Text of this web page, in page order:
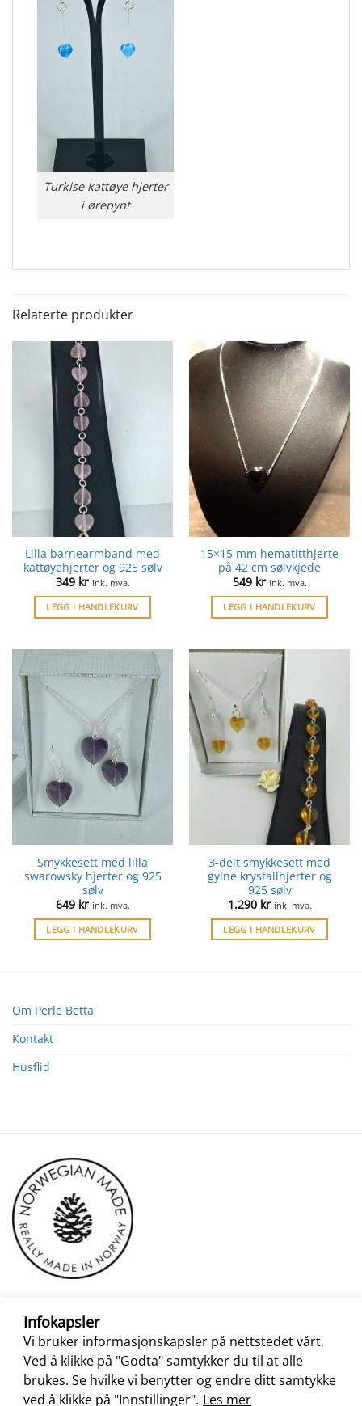
Infokapsler
Vi bruker informasjonskapsler på nettstedet vårt.
Ved å klikke på "Godta" samtykker du til at alle
brukes. Se hvilke vi benytter og endre ditt samtykke
ved å klikke på "Innstillinger". Les mer
Turkise kattøye hjerter
i ørepynt
Relaterte produkter
Lilla barnearmband med
kattøyehjerter og 925 sølv
349 kr ink. mva.
LEGG I HANDLEKURV
15×15 mm hematitthjerte
på 42 cm sølvkjede
549 kr ink. mva.
LEGG I HANDLEKURV
Smykkesett med lilla
swarowsky hjerter og 925
sølv
649 kr ink. mva.
LEGG I HANDLEKURV
3-delt smykkesett med
gylne krystallhjerter og
925 sølv
1.290 kr ink. mva.
LEGG I HANDLEKURV
Om Perle Betta
Kontakt
Husflid